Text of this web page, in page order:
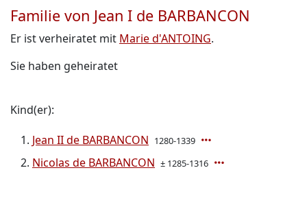
Familie von Jean I de BARBANCON
Er ist verheiratet mit Marie d'ANTOING.
Sie haben geheiratet
Kind(er):
Jean II de BARBANCON 1280-1339
Nicolas de BARBANCON ± 1285-1316